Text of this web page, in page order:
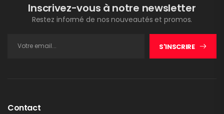
Inscrivez-vous à notre newsletter
Restez informé de nos nouveautés et promos.
S'INSCRIRE
Contact